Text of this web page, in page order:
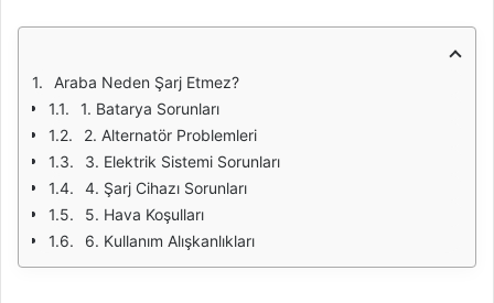
Araba Neden Şarj Etmez?
1. Batarya Sorunları
2. Alternatör Problemleri
3. Elektrik Sistemi Sorunları
4. Şarj Cihazı Sorunları
5. Hava Koşulları
6. Kullanım Alışkanlıkları